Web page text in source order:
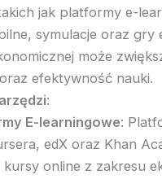
jak platformy e-
symulacje oraz gry
może
efektywność nauki.
:
E-learningowe:
edX oraz Khan
kursy online z zakresu